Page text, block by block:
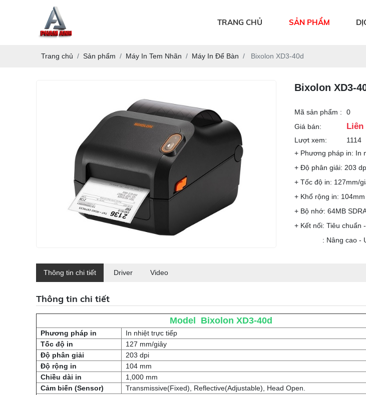
TRANG CHỦ SẢN PHẨM
Trang chủ Sản phẩm Máy In Tem Nhãn Máy In Để Bàn Bixolon XD3-40d
Bixolon XD3-
Mã sản phẩm :
0
Giá bán:
Liên
Lượt xem:
1114
+ Phương pháp in: In
+ Độ phân giải: 203
+ Tốc độ in: 127mm/
+ Khổ rộng in: 104mm
+ Bộ nhớ: 64MB
+ Kết nối: Tiêu chuẩn
: Nâng cao -
Thông tin chi tiết Driver Video
Thông tin chi tiết
Model Bixolon XD3-40d
Phương pháp in
In nhiệt trực tiếp
Tốc độ in
127 mm/giây
Độ phân giải
203 dpi
Độ rộng in
104 mm
Chiều dài in
1,000 mm
Cảm biến (Sensor)
Transmissive(Fixed), Reflective(Adjustable), Head Open.